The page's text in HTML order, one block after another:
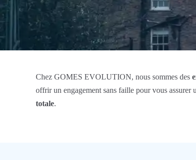
Chez GOMES EVOLUTION, nous sommes des
offrir un engagement sans faille pour vous assurer
totale.